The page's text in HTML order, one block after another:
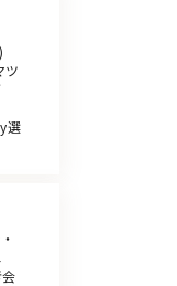
ツ
選